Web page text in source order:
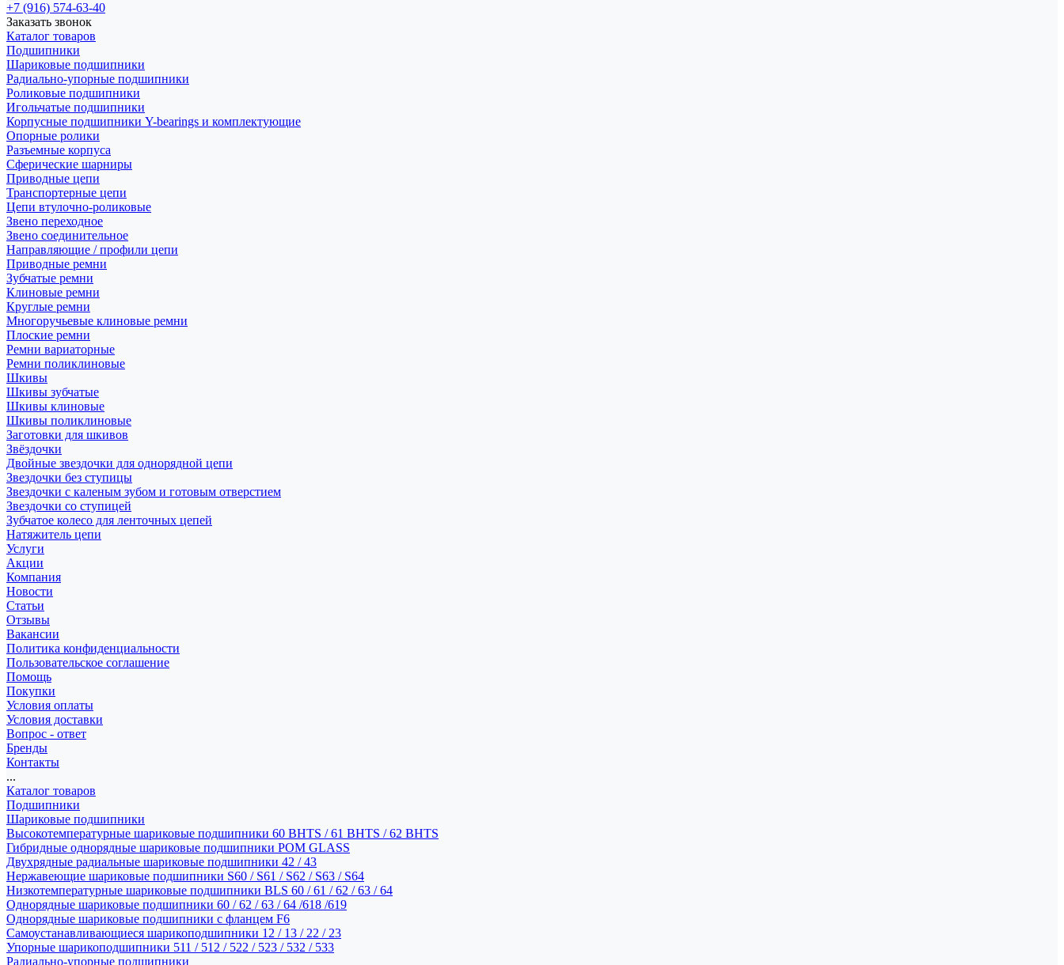
+7 (916) 574-63-40
Заказать звонок
Каталог товаров
Подшипники
Шариковые подшипники
Радиально-упорные подшипники
Роликовые подшипники
Игольчатые подшипники
Корпусные подшипники Y-bearings и комплектующие
Опорные ролики
Разъемные корпуса
Сферические шарниры
Приводные цепи
Транспортерные цепи
Цепи втулочно-роликовые
Звено переходное
Звено соединительное
Направляющие / профили цепи
Приводные ремни
Зубчатые ремни
Клиновые ремни
Круглые ремни
Многоручьевые клиновые ремни
Плоские ремни
Ремни вариаторные
Ремни поликлиновые
Шкивы
Шкивы зубчатые
Шкивы клиновые
Шкивы поликлиновые
Заготовки для шкивов
Звёздочки
Двойные звездочки для однорядной цепи
Звездочки без ступицы
Звездочки с каленым зубом и готовым отверстием
Звездочки со ступицей
Зубчатое колесо для ленточных цепей
Натяжитель цепи
Услуги
Акции
Компания
Новости
Статьи
Отзывы
Вакансии
Политика конфиденциальности
Пользовательское соглашение
Помощь
Покупки
Условия оплаты
Условия доставки
Вопрос - ответ
Бренды
Контакты
...
Каталог товаров
Подшипники
Шариковые подшипники
Высокотемпературные шариковые подшипники 60 BHTS / 61 BHTS / 62 BHTS
Гибридные однорядные шариковые подшипники POM GLASS
Двухрядные радиальные шариковые подшипники 42 / 43
Нержавеющие шариковые подшипники S60 / S61 / S62 / S63 / S64
Низкотемпературные шариковые подшипники BLS 60 / 61 / 62 / 63 / 64
Однорядные шариковые подшипники 60 / 62 / 63 / 64 /618 /619
Однорядные шариковые подшипники с фланцем F6
Самоустанавливающиеся шарикоподшипники 12 / 13 / 22 / 23
Упорные шарикоподшипники 511 / 512 / 522 / 523 / 532 / 533
Радиально-упорные подшипники